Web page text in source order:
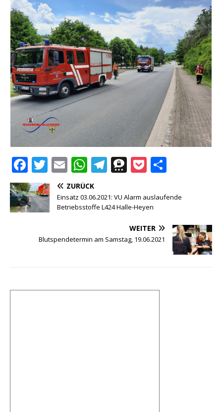
F
a
c
e
T
w
it
te
E
m
ai
l
W
h
at
s
p
T
e
g
m
T
r
e
e
m
P
c
k
et
le
ZURÜCK
Einsatz 03.06.2021: VU Alarm auslaufende
Betriebsstoffe L424 Halle-Heyen
WEITER
Blutspendetermin am Samstag, 19.06.2021